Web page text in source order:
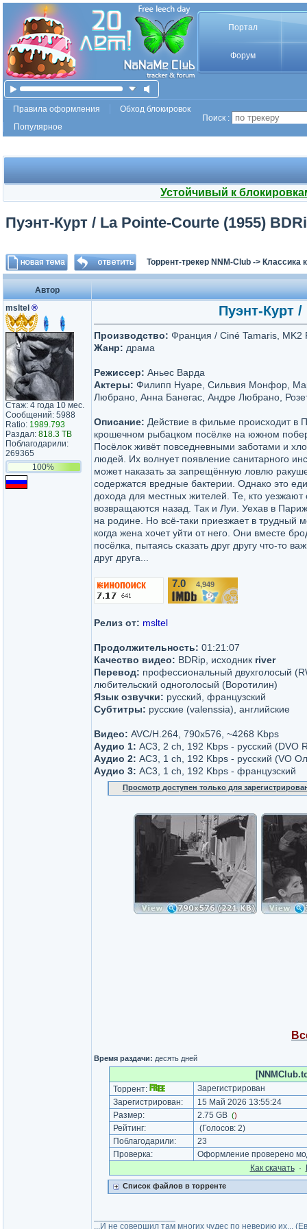
Портал
Форум
Правила оформления
Обход блокировок
Популярное
Поиск :
Устойчивый к
Пуэнт-Курт / La Pointe-Courte (1955)
Торрент-трекер NNM-Club -> Классика
Автор
msltel ®
Стаж: 4 года 10 мес.
Сообщений: 5988
Ratio: 1989.793
Раздал: 818.3 TB
Поблагодарили:
269365
100%
Пуэнт-Курт
Производство: Франция / Ciné Tamaris, MK2
Жанр: драма
Режиссер: Аньес Варда
Актеры: Филипп Нуаре, Сильвия Монфор,
Любрано, Анна Банегас, Андре Любрано,
Описание: Действие в фильме происходит в
крошечном рыбацком посёлке на южном
Посёлок живёт повседневными заботами и
людей. Их волнует появление санитарного
может наказать за запрещённую ловлю
содержатся вредные бактерии. Однако это
дохода для местных жителей. Те, кто уезжают
возвращаются назад. Так и Луи. Уехав в
на родине. Но всё-таки приезжает в трудный
когда жена хочет уйти от него. Они вместе
посёлка, пытаясь сказать друг другу что-то
друг друга...
7.0 4,949
Релиз от: msltel
Продолжительность: 01:21:07
Качество видео: BDRip, исходник river
Перевод: профессиональный двухголосый
любительский одноголосый (Воротилин)
Язык озвучки: русский, французский
Субтитры: русские (valenssia), английские
Видео: AVC/H.264, 790x576, ~4268 Kbps
Аудио 1: AC3, 2 ch, 192 Kbps - русский (DVO
Аудио 2: AC3, 1 ch, 192 Kbps - русский (VO
Аудио 3: AC3, 1 ch, 192 Kbps - французский
Просмотр доступен только для
Время раздачи: десять дней
Торрент:
Зарегистрирован
Зарегистрирован:
15 Май 2026 13:55:24
Размер:
2.75 GB ()
Рейтинг: (Голосов: 2)
Поблагодарили:
23
Проверка:
Оформление проверено
Как cкачать·
Список файлов в торренте
...И не совершил там многих чудес по неверию их...